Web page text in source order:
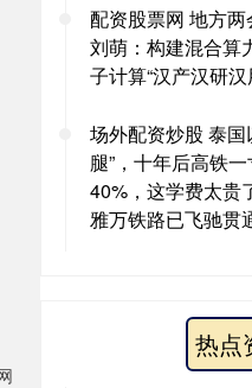
配资股票网 地方
刘萌：构建混合算
子计算“汉产汉研汉
场外配资炒股 泰国
腿”，十年后高铁
40%，这学费太贵
雅万铁路已飞驰贯
热点